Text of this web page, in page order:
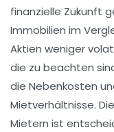
finanzielle Zukunft
Immobilien im
Aktien weniger
die zu beachten
die Nebenkosten
Mietverhältnisse.
Mietern ist